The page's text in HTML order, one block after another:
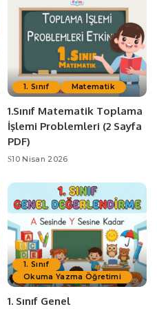
1. Sınıf Matematik
1.Sınıf Matematik Toplama
İşlemi Problemleri (2 Sayfa
PDF)
10 Nisan 2026
1. Sınıf
Okuma Yazma Öğretimi
1. Sınıf Genel